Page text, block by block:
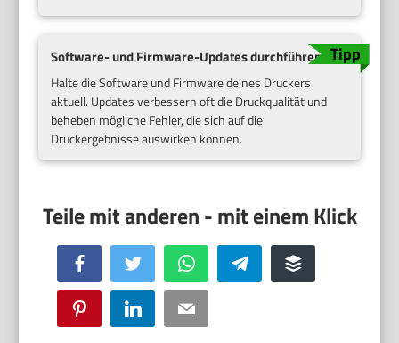
Software- und Firmware-Updates durchführen
Halte die Software und Firmware deines Druckers
aktuell. Updates verbessern oft die Druckqualität und
beheben mögliche Fehler, die sich auf die
Druckergebnisse auswirken können.
Facebook Twitter WhatsApp Telegram Buffer
Pinterest LinkedIn Email